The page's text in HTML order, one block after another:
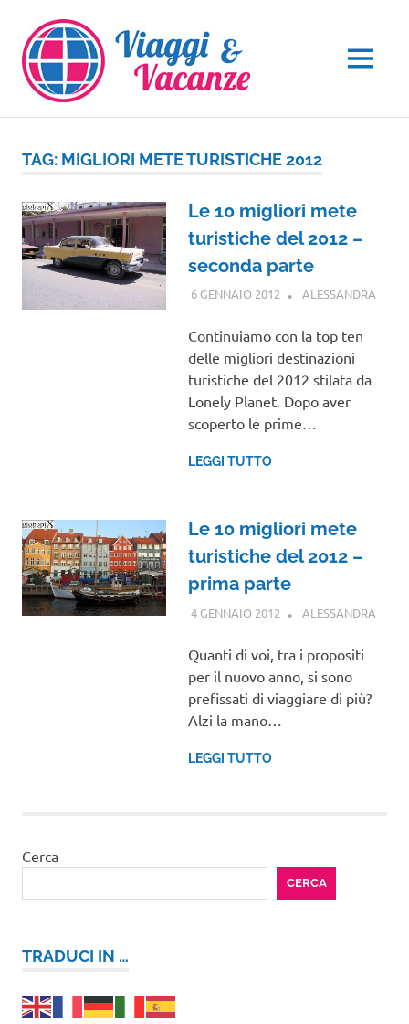
contenuto
MENU
TAG: MIGLIORI METE TURISTICHE 2012
Le 10 migliori mete
turistiche del 2012 –
seconda parte
6 GENNAIO 2012 ALESSANDRA
Continuiamo con la top ten
delle migliori destinazioni
turistiche del 2012 stilata da
Lonely Planet. Dopo aver
scoperto le prime…
LEGGI TUTTO
Le 10 migliori mete
turistiche del 2012 –
prima parte
4 GENNAIO 2012 ALESSANDRA
Quanti di voi, tra i propositi
per il nuovo anno, si sono
prefissati di viaggiare di più?
Alzi la mano…
LEGGI TUTTO
Cerca
CERCA
TRADUCI IN …